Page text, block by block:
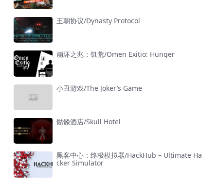
王朝协议/Dynasty Protocol
崩坏之兆：饥荒/Omen Exitio: Hunger
小丑游戏/The Joker’s Game
骷髅酒店/Skull Hotel
黑客中心：终极模拟器/HackHub – Ultimate Ha
cker Simulator